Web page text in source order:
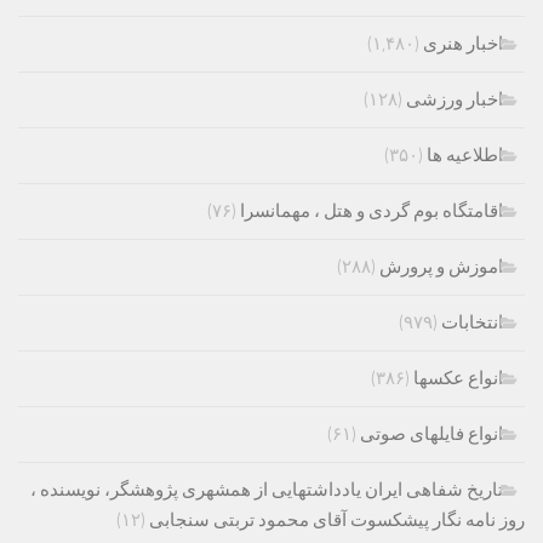
اخبار هنری (۱,۴۸۰)
اخبار ورزشی (۱۲۸)
اطلاعیه ها (۳۵۰)
اقامتگاه بوم گردی و هتل ، مهمانسرا (۷۶)
اموزش و پرورش (۲۸۸)
انتخابات (۹۷۹)
انواع عکسها (۳۸۶)
انواع فایلهای صوتی (۶۱)
تاریخ شفاهی ایران یادداشتهایی از همشهری پژوهشگر، نویسنده ،
روز نامه نگار پیشکسوت آقای محمود تربتی سنجابی (۱۲)